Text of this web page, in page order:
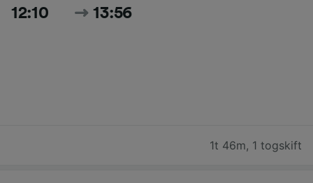
12:10 13:56
1t 46m, 1 togskift